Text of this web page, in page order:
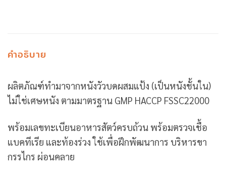
คำอธิบาย
ผลิตภัณฑ์ทำมาจากหนังวัวบดผสมแป้ง (เป็นหนังชั้นใน)
ไม่ใช่เศษหนัง ตามมาตรฐาน GMP HACCP FSSC22000
พร้อมเลขทะเบียนอาหารสัตว์ครบถ้วน พร้อมตรวจเชื้อ
แบคทีเรีย และท้องร่วง ใช้เพื่อฝึกพัฒนาการ บริหารขา
กรรไกร ผ่อนคลาย